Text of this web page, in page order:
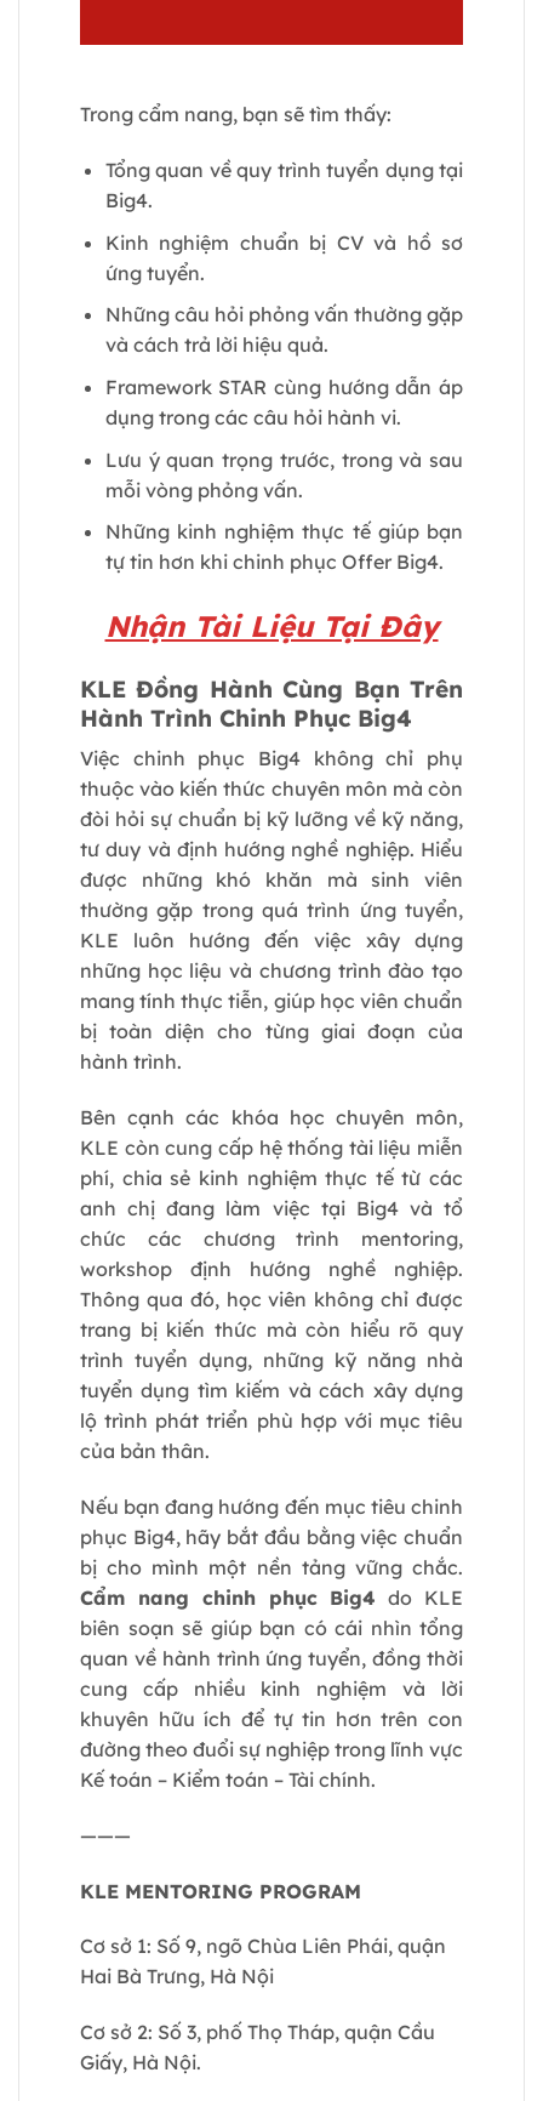
Trong cẩm nang, bạn sẽ tìm thấy:
Tổng quan về quy trình tuyển dụng tại
Big4.
Kinh nghiệm chuẩn bị CV và hồ sơ
ứng tuyển.
Những câu hỏi phỏng vấn thường gặp
và cách trả lời hiệu quả.
Framework STAR cùng hướng dẫn áp
dụng trong các câu hỏi hành vi.
Lưu ý quan trọng trước, trong và sau
mỗi vòng phỏng vấn.
Những kinh nghiệm thực tế giúp bạn
tự tin hơn khi chinh phục Offer Big4.
Nhận Tài Liệu Tại Đây
KLE Đồng Hành Cùng Bạn Trên
Hành Trình Chinh Phục Big4
Việc chinh phục Big4 không chỉ phụ
thuộc vào kiến thức chuyên môn mà còn
đòi hỏi sự chuẩn bị kỹ lưỡng về kỹ năng,
tư duy và định hướng nghề nghiệp. Hiểu
được những khó khăn mà sinh viên
thường gặp trong quá trình ứng tuyển,
KLE luôn hướng đến việc xây dựng
những học liệu và chương trình đào tạo
mang tính thực tiễn, giúp học viên chuẩn
bị toàn diện cho từng giai đoạn của
hành trình.
Bên cạnh các khóa học chuyên môn,
KLE còn cung cấp hệ thống tài liệu miễn
phí, chia sẻ kinh nghiệm thực tế từ các
anh chị đang làm việc tại Big4 và tổ
chức các chương trình mentoring,
workshop định hướng nghề nghiệp.
Thông qua đó, học viên không chỉ được
trang bị kiến thức mà còn hiểu rõ quy
trình tuyển dụng, những kỹ năng nhà
tuyển dụng tìm kiếm và cách xây dựng
lộ trình phát triển phù hợp với mục tiêu
của bản thân.
Nếu bạn đang hướng đến mục tiêu chinh
phục Big4, hãy bắt đầu bằng việc chuẩn
bị cho mình một nền tảng vững chắc.
Cẩm nang chinh phục Big4 do KLE
biên soạn sẽ giúp bạn có cái nhìn tổng
quan về hành trình ứng tuyển, đồng thời
cung cấp nhiều kinh nghiệm và lời
khuyên hữu ích để tự tin hơn trên con
đường theo đuổi sự nghiệp trong lĩnh vực
Kế toán – Kiểm toán – Tài chính.
———
KLE MENTORING PROGRAM
Cơ sở 1: Số 9, ngõ Chùa Liên Phái, quận
Hai Bà Trưng, Hà Nội
Cơ sở 2: Số 3, phố Thọ Tháp, quận Cầu
Giấy, Hà Nội.